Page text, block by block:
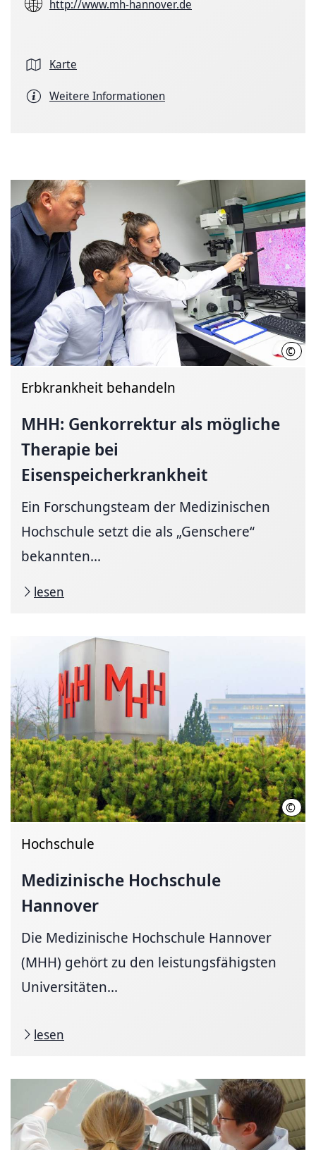
http://www.mh-hannover.de
Karte
Weitere Informationen
©
Erbkrankheit behandeln
MHH: Genkorrektur als mögliche
Therapie bei
Eisenspeicherkrankheit
Ein Forschungsteam der Medizinischen
Hochschule setzt die als „Genschere“
bekannten...
lesen
©
Hochschule
Medizinische Hochschule
Hannover
Die Medizinische Hochschule Hannover
(MHH) gehört zu den leistungsfähigsten
Universitäten...
lesen